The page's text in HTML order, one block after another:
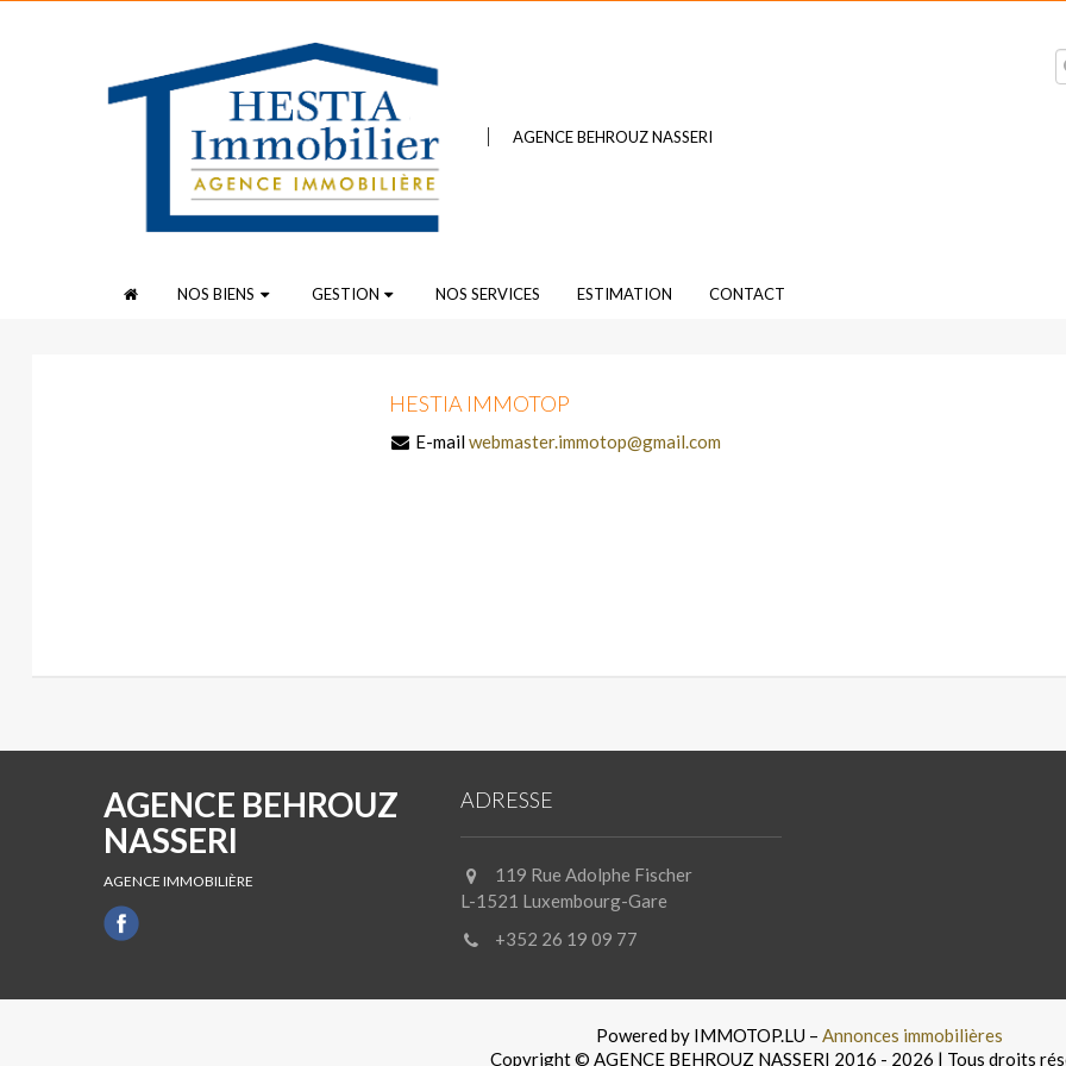
AGENCE BEHROUZ NASSERI
NOS BIENS GESTION NOS SERVICES ESTIMATION CONTACT
HESTIA IMMOTOP
E-mailwebmaster.immotop@gmail.com
AGENCE BEHROUZ
NASSERI
AGENCE IMMOBILIÈRE
ADRESSE
119 Rue Adolphe Fischer
L-1521 Luxembourg-Gare
+352 26 19 09 77
Powered by IMMOTOP.LU – Annonces immobilières
Copyright © AGENCE BEHROUZ NASSERI 2016 - 2026 | Tous droits